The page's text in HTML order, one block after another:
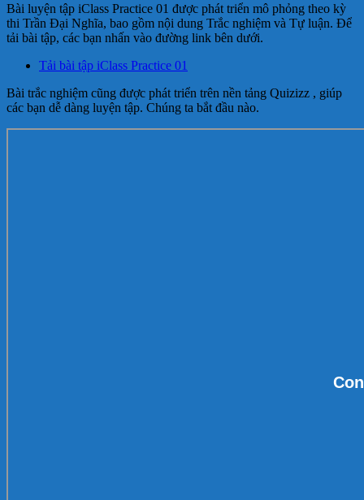
Bài luyện tập iClass Practice 01 được phát triển mô phỏng theo kỳ
thi Trần Đại Nghĩa, bao gồm nội dung Trắc nghiệm và Tự luận. Để
tải bài tập, các bạn nhấn vào đường link bên dưới.
Tải bài tập iClass Practice 01
Bài trắc nghiệm cũng được phát triển trên nền tảng Quizizz , giúp
các bạn dễ dàng luyện tập. Chúng ta bắt đầu nào.